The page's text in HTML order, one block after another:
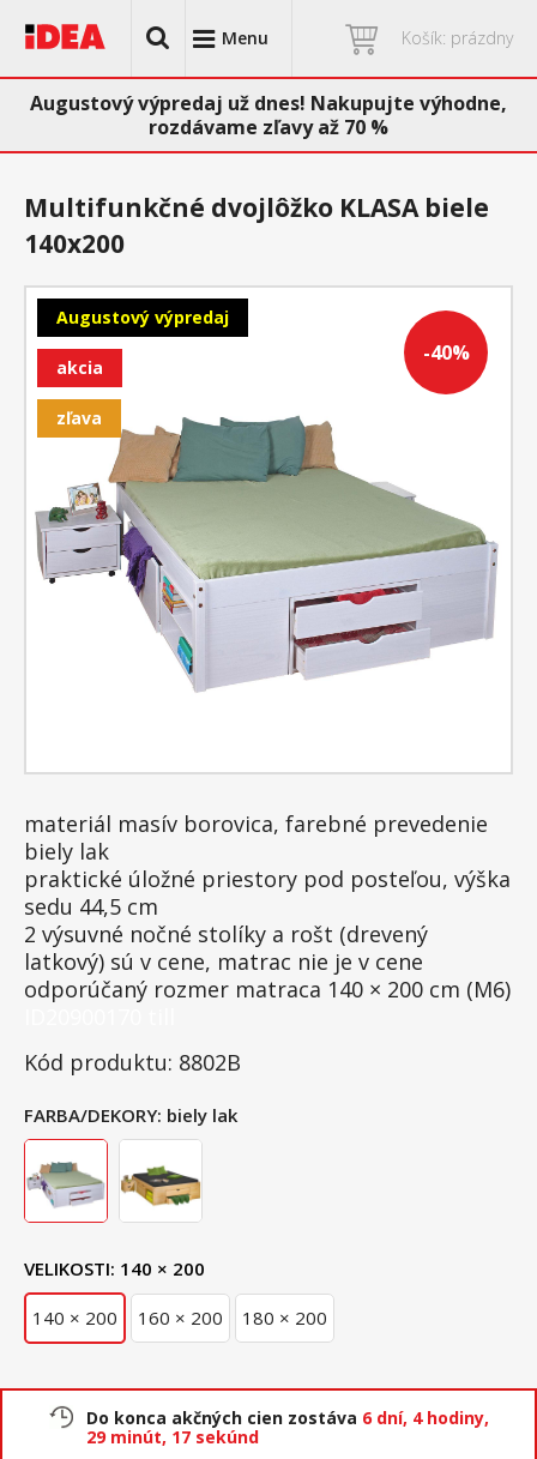
Menu Košík: prázdny
Augustový výpredaj už dnes! Nakupujte výhodne,
rozdávame zľavy až 70 %
-40%
Augustový výpredaj
akcia
zľava
Multifunkčné dvojlôžko KLASA biele
140x200
materiál masív borovica, farebné prevedenie
biely lak
praktické úložné priestory pod posteľou, výška
sedu 44,5 cm
2 výsuvné nočné stolíky a rošt (drevený
latkový) sú v cene, matrac nie je v cene
odporúčaný rozmer matraca 140 × 200 cm (M6)
Kód produktu: 8802B
FARBA/DEKORY: biely lak
VELIKOSTI: 140 × 200
140 × 200 160 × 200 180 × 200
Do konca akčných cien zostáva 6 dní, 4 hodiny,
29 minút, 17 sekúnd